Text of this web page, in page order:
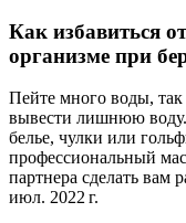
Как избавиться
организме при
Пейте много воды,
вывести лишнюю
белье, чулки или
профессиональный
партнера сделать вам
июл. 2022 г.